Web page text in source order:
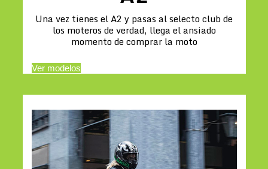
Una vez tienes el A2 y pasas al selecto club de
los moteros de verdad, llega el ansiado
momento de comprar la moto
Ver modelos